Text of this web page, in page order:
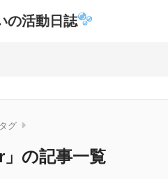
の活動日誌
タグ
」の記事一覧